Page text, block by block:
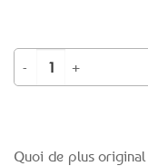
Quoi de plus
quantité de Pâtes